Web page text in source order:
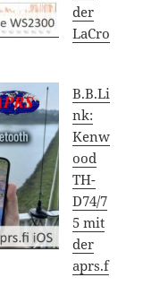
der
LaCro
B.B.Li
nk:
Kenw
ood
TH-
D74/7
5 mit
der
aprs.f